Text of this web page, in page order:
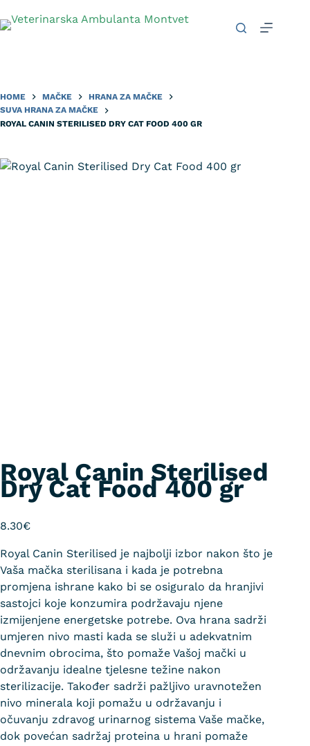
HOME MAČKE
HRANA ZA MAČKE
SUVA HRANA ZA MAČKE
ROYAL CANIN STERILISED DRY CAT FOOD 400 GR
Royal Canin Sterilised
Dry Cat Food 400 gr
8.30€
Royal Canin Sterilised je najbolji izbor nakon što je
Vaša mačka sterilisana i kada je potrebna
promjena ishrane kako bi se osiguralo da hranjivi
sastojci koje konzumira podržavaju njene
izmijenjene energetske potrebe. Ova hrana sadrži
umjeren nivo masti kada se služi u adekvatnim
dnevnim obrocima, što pomaže Vašoj mački u
održavanju idealne tjelesne težine nakon
sterilizacije. Također sadrži pažljivo uravnotežen
nivo minerala koji pomažu u održavanju i
očuvanju zdravog urinarnog sistema Vaše mačke,
dok povećan sadržaj proteina u hrani pomaže